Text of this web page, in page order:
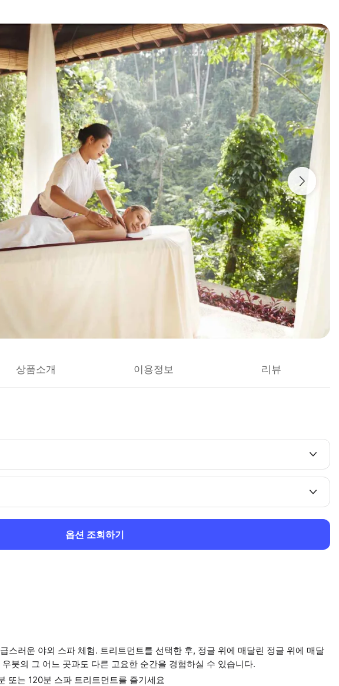
상품소개 이용정보 리뷰
옵션 조회하기
스러운 야외 스파 체험. 트리트먼트를 선택한 후, 정글 위에 매달린 정글 위에 매달
붓의 그 어느 곳과도 다른 고요한 순간을 경험하실 수 있습니다.
또는 120분 스파 트리트먼트를 즐기세요